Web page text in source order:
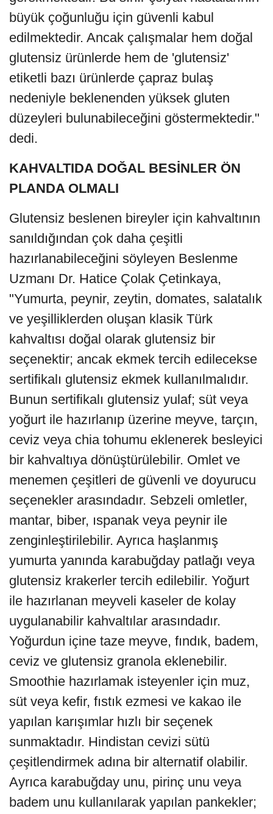
büyük çoğunluğu için güvenli kabul
edilmektedir. Ancak çalışmalar hem doğal
glutensiz ürünlerde hem de 'glutensiz'
etiketli bazı ürünlerde çapraz bulaş
nedeniyle beklenenden yüksek gluten
düzeyleri bulunabileceğini göstermektedir."
dedi.
KAHVALTIDA DOĞAL BESİNLER ÖN
PLANDA OLMALI
Glutensiz beslenen bireyler için kahvaltının
sanıldığından çok daha çeşitli
hazırlanabileceğini söyleyen Beslenme
Uzmanı Dr. Hatice Çolak Çetinkaya,
"Yumurta, peynir, zeytin, domates, salatalık
ve yeşilliklerden oluşan klasik Türk
kahvaltısı doğal olarak glutensiz bir
seçenektir; ancak ekmek tercih edilecekse
sertifikalı glutensiz ekmek kullanılmalıdır.
Bunun sertifikalı glutensiz yulaf; süt veya
yoğurt ile hazırlanıp üzerine meyve, tarçın,
ceviz veya chia tohumu eklenerek besleyici
bir kahvaltıya dönüştürülebilir. Omlet ve
menemen çeşitleri de güvenli ve doyurucu
seçenekler arasındadır. Sebzeli omletler,
mantar, biber, ıspanak veya peynir ile
zenginleştirilebilir. Ayrıca haşlanmış
yumurta yanında karabuğday patlağı veya
glutensiz krakerler tercih edilebilir. Yoğurt
ile hazırlanan meyveli kaseler de kolay
uygulanabilir kahvaltılar arasındadır.
Yoğurdun içine taze meyve, fındık, badem,
ceviz ve glutensiz granola eklenebilir.
Smoothie hazırlamak isteyenler için muz,
süt veya kefir, fıstık ezmesi ve kakao ile
yapılan karışımlar hızlı bir seçenek
sunmaktadır. Hindistan cevizi sütü
çeşitlendirmek adına bir alternatif olabilir.
Ayrıca karabuğday unu, pirinç unu veya
badem unu kullanılarak yapılan pankekler;